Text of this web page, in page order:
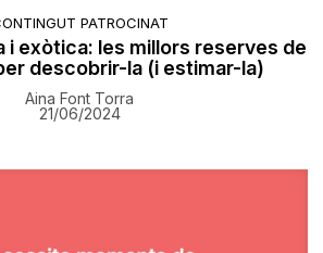
PATROCINAT
i exòtica: les millors reserves de
descobrir-la (i estimar-la)
Aina Font Torra
21/06/2024